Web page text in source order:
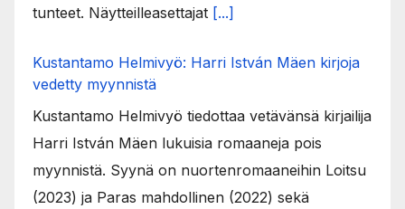
tunteet. Näytteilleasettajat [...]
Kustantamo Helmivyö: Harri István Mäen kirjoja
vedetty myynnistä
Kustantamo Helmivyö tiedottaa vetävänsä kirjailija
Harri István Mäen lukuisia romaaneja pois
myynnistä. Syynä on nuortenromaaneihin Loitsu
(2023) ja Paras mahdollinen (2022) sekä